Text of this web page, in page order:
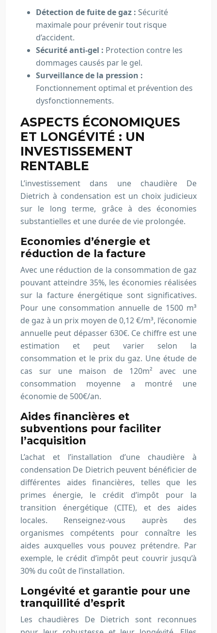
Détection de fuite de gaz : Sécurité
maximale pour prévenir tout risque
d’accident.
Sécurité anti-gel : Protection contre les
dommages causés par le gel.
Surveillance de la pression :
Fonctionnement optimal et prévention des
dysfonctionnements.
ASPECTS ÉCONOMIQUES
ET LONGÉVITÉ : UN
INVESTISSEMENT
RENTABLE
L’investissement dans une chaudière De
Dietrich à condensation est un choix judicieux
sur le long terme, grâce à des économies
substantielles et une durée de vie prolongée.
Economies d’énergie et
réduction de la facture
Avec une réduction de la consommation de gaz
pouvant atteindre 35%, les économies réalisées
sur la facture énergétique sont significatives.
Pour une consommation annuelle de 1500 m³
de gaz à un prix moyen de 0,12 €/m³, l’économie
annuelle peut dépasser 630€. Ce chiffre est une
estimation et peut varier selon la
consommation et le prix du gaz. Une étude de
cas sur une maison de 120m² avec une
consommation moyenne a montré une
économie de 500€/an.
Aides financières et
subventions pour faciliter
l’acquisition
L’achat et l’installation d’une chaudière à
condensation De Dietrich peuvent bénéficier de
différentes aides financières, telles que les
primes énergie, le crédit d’impôt pour la
transition énergétique (CITE), et des aides
locales. Renseignez-vous auprès des
organismes compétents pour connaître les
aides auxquelles vous pouvez prétendre. Par
exemple, le crédit d’impôt peut couvrir jusqu’à
30% du coût de l’installation.
Longévité et garantie pour une
tranquillité d’esprit
Les chaudières De Dietrich sont reconnues